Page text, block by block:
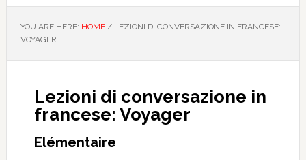
YOU ARE HERE: HOME /LEZIONI DI CONVERSAZIONE IN FRANCESE:
VOYAGER
Lezioni di conversazione in
francese: Voyager
Elémentaire